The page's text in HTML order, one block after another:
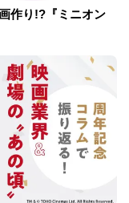
作り!?『ミニオン